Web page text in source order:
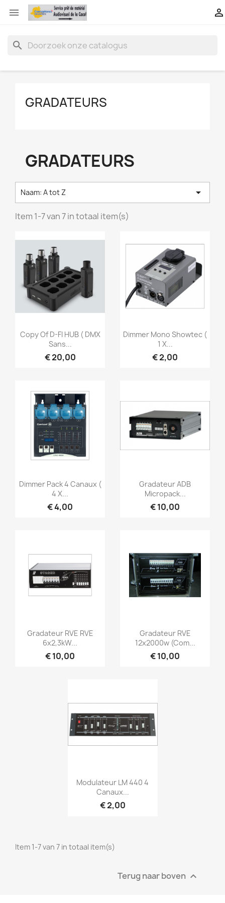
 
search
GRADATEURS
GRADATEURS
Naam: A tot Z 
Item 1-7 van 7 in totaal item(s)
Snel bekijken
Copy Of D-FI HUB ( DMX
Sans...
€ 20,00
Snel bekijken
Dimmer Mono Showtec (
1 X...
€ 2,00
Snel bekijken
Dimmer Pack 4 Canaux (
4 X...
€ 4,00
Snel bekijken
Gradateur ADB
Micropack...
€ 10,00
Snel bekijken
Gradateur RVE RVE
6x2,3kW...
€ 10,00
Snel bekijken
Gradateur RVE
12x2000w (Com...
€ 10,00
Snel bekijken
Modulateur LM 440 4
Canaux...
€ 2,00
Item 1-7 van 7 in totaal item(s)
Terug naar boven 